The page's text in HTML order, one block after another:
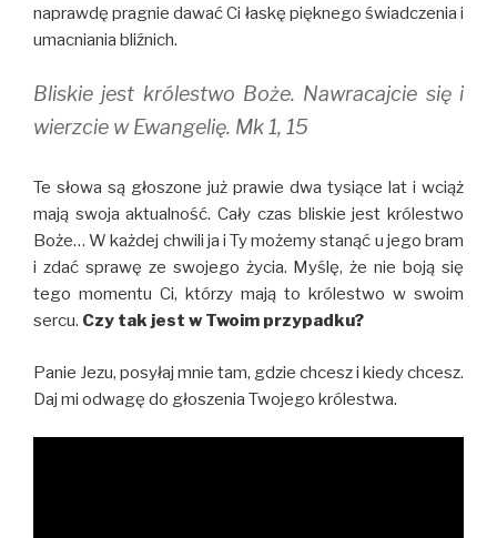
naprawdę pragnie dawać Ci łaskę pięknego świadczenia i
umacniania bliźnich.
Bliskie jest królestwo Boże. Nawracajcie się i
wierzcie w Ewangelię. Mk 1, 15
Te słowa są głoszone już prawie dwa tysiące lat i wciąż
mają swoja aktualność. Cały czas bliskie jest królestwo
Boże… W każdej chwili ja i Ty możemy stanąć u jego bram
i zdać sprawę ze swojego życia. Myślę, że nie boją się
tego momentu Ci, którzy mają to królestwo w swoim
sercu. Czy tak jest w Twoim przypadku?
Panie Jezu, posyłaj mnie tam, gdzie chcesz i kiedy chcesz.
Daj mi odwagę do głoszenia Twojego królestwa.